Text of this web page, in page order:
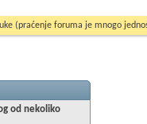
(praćenje foruma je mnogo
od nekoliko